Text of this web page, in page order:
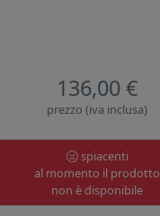
136,00 €
prezzo (iva inclusa)
spiacenti
al momento il prodotto
non è disponibile